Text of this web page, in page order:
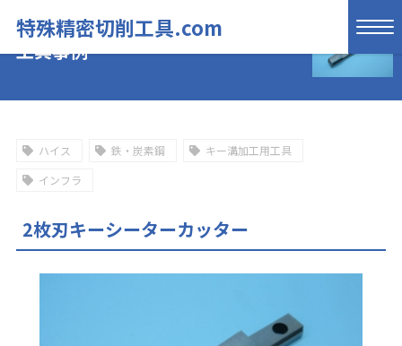
特殊精密切削工具.com
工具事例
ハイス 鉄・炭素鋼
キー溝加工用工具
インフラ
2枚刃キーシーターカッター